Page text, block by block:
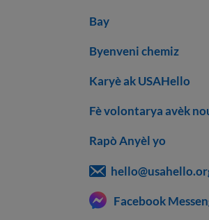
Bay
Byenveni chemiz
Karyè ak USAHello
Fè volontarya avèk
Rapò Anyèl yo
Facebook